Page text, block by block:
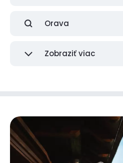
Orava
Zobraziť viac